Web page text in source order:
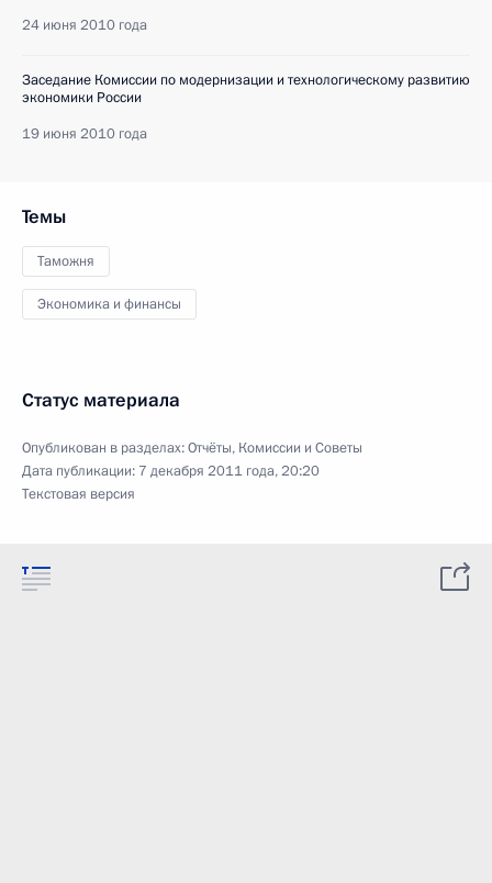
24 июня 2010 года
Заседание Комиссии по модернизации и технологическому развитию
экономики России
19 июня 2010 года
Темы
Таможня
Экономика и финансы
Статус материала
Опубликован в разделах:Отчёты, Комиссии и Советы
Дата публикации: 7 декабря 2011 года, 20:20
Текстовая версия